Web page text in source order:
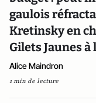
gaulois
Kretinsky en
Gilets Jaunes
Alice Maindron
1 min de lecture